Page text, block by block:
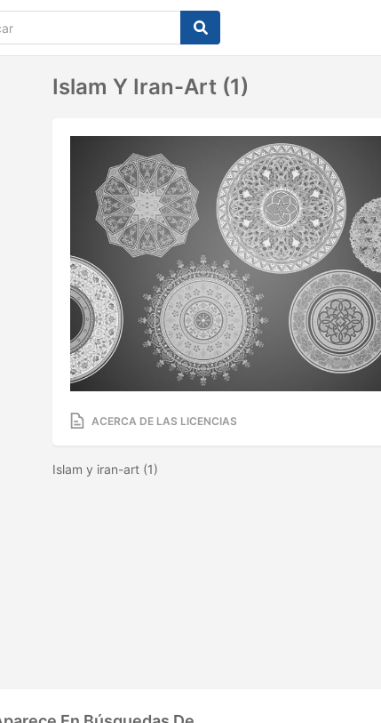
Islam Y Iran-Art (1)
ACERCA DE LAS LICENCIAS
Islam y iran-art (1)